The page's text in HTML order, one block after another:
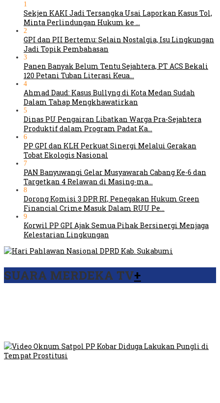
1
Sekjen KAKI Jadi Tersangka Usai Laporkan Kasus Tol,
Minta Perlindungan Hukum ke …
2
GPI dan PII Bertemu: Selain Nostalgia, Isu Lingkungan
Jadi Topik Pembahasan
3
Panen Banyak Belum Tentu Sejahtera, PT ACS Bekali
120 Petani Tuban Literasi Keua…
4
Ahmad Daud: Kasus Bullyng di Kota Medan Sudah
Dalam Tahap Mengkhawatirkan
5
Dinas PU Pengairan Libatkan Warga Pra-Sejahtera
Produktif dalam Program Padat Ka…
6
PP GPI dan KLH Perkuat Sinergi Melalui Gerakan
Tobat Ekologis Nasional
7
PAN Banyuwangi Gelar Musyawarah Cabang Ke-6 dan
Targetkan 4 Relawan di Masing-ma…
8
Dorong Komisi 3 DPR RI, Penegakan Hukum Green
Financial Crime Masuk Dalam RUU Pe…
9
Korwil PP GPI Ajak Semua Pihak Bersinergi Menjaga
Kelestarian Lingkungan
SUARA MERDEKA TV+